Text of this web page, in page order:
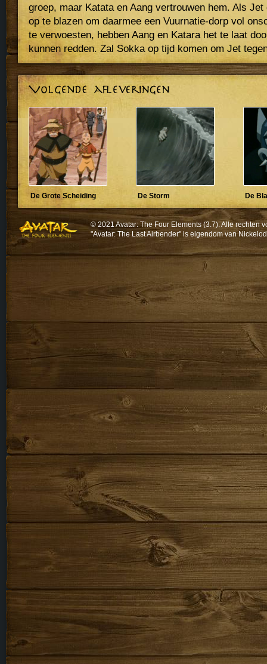
groep, maar Katata en Aang vertrouwen hem. Als Jet
op te blazen om daarmee een Vuurnatie-dorp vol
te verwoesten, hebben Aang en Katara het te laat
kunnen redden. Zal Sokka op tijd komen om Jet
De Grote Scheiding De Storm De
© 2021 Avatar: The Four Elements (3.7). Alle
"Avatar: The Last Airbender" is eigendom van